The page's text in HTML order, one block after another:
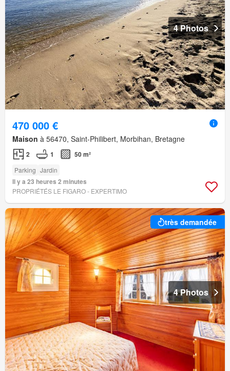
4 Photos
470 000 €
Maison à 56470, Saint-Philibert, Morbihan, Bretagne
2 1 50 m²
Parking Jardin
Il y a 23 heures 2 minutes
PROPRIÉTÉS LE FIGARO - EXPERTIMO
très demandée
4 Photos